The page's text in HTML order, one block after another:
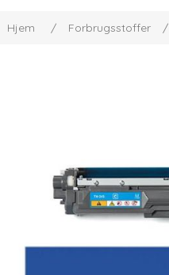
Hjem / Forbrugsstoffer /